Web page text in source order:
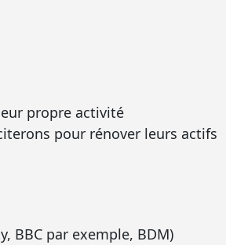
propre activité
pour rénover leurs actifs
BBC par exemple, BDM)